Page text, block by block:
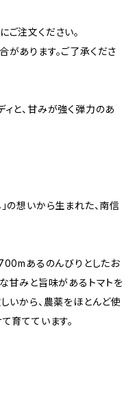
注文ください。
あります。ご了承くださ
と、甘みが強く弾力のあ
の想いから生まれた、南信
あるのんびりとしたお
甘みと旨味があるトマトを
いから、農薬をほとんど使
育てています。